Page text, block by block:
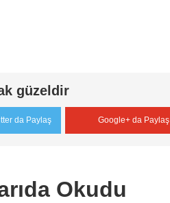
güzeldir
da Paylaş Google+ da Paylaş
Okudu